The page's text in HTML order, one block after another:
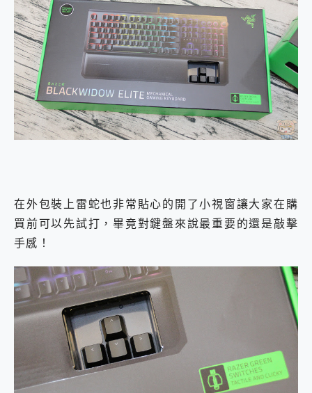
在外包裝上雷蛇也非常貼心的開了小視窗讓大家在購
買前可以先試打，畢竟對鍵盤來說最重要的還是敲擊
手感！